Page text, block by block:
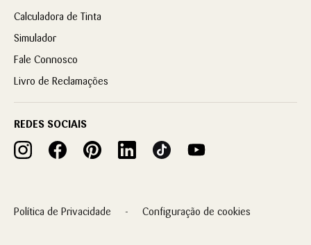
Calculadora de Tinta
Simulador
Fale Connosco
Livro de Reclamações
REDES SOCIAIS
Política de Privacidade Configuração de cookies